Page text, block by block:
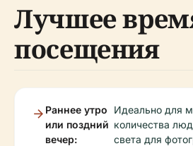
Лучшее
посещения
Раннее утро
или поздний
вечер:
Идеально для
количества
света для